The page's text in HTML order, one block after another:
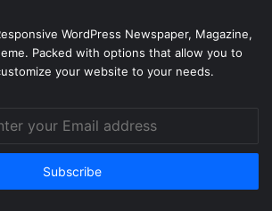
WordPress Newspaper, Magazine,
Packed with options that allow you to
your website to your needs.